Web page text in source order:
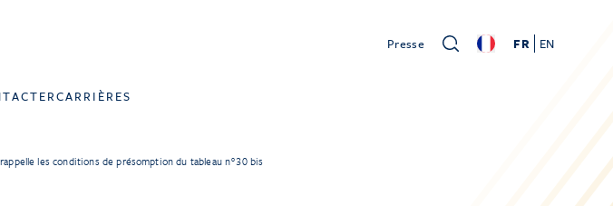
Presse FR EN
CARRIÈRES
les conditions de présomption du tableau n°30 bis